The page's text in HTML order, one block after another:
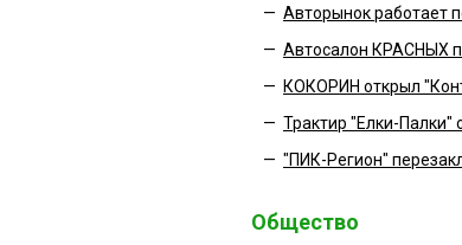
— Авторынок работает
— Автосалон КРАСНЫХ
— КОКОРИН открыл
— Трактир "Елки-Палки"
— "ПИК-Регион"
Общество